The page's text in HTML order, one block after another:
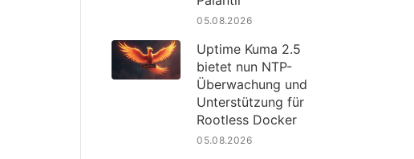
05.08.2026
Uptime Kuma 2.5
bietet nun NTP-
Überwachung und
Unterstützung für
Rootless Docker
05.08.2026